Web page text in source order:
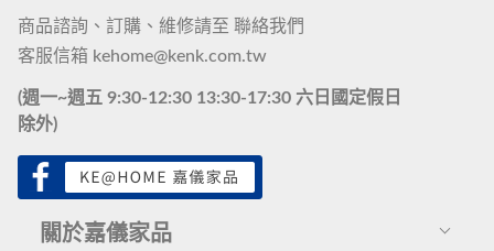
商品諮詢、訂購、維修請至 聯絡我們
客服信箱 kehome@kenk.com.tw
(週一~週五 9:30-12:30 13:30-17:30 六日國定假日
除外)
關於嘉儀家品